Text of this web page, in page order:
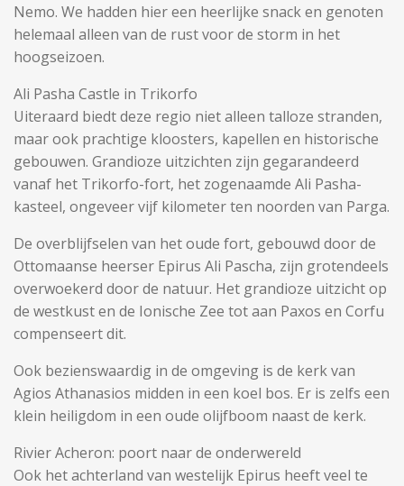
Nemo. We hadden hier een heerlijke snack en genoten
helemaal alleen van de rust voor de storm in het
hoogseizoen.
Ali Pasha Castle in Trikorfo
Uiteraard biedt deze regio niet alleen talloze stranden,
maar ook prachtige kloosters, kapellen en historische
gebouwen. Grandioze uitzichten zijn gegarandeerd
vanaf het Trikorfo-fort, het zogenaamde Ali Pasha-
kasteel, ongeveer vijf kilometer ten noorden van Parga.
De overblijfselen van het oude fort, gebouwd door de
Ottomaanse heerser Epirus Ali Pascha, zijn grotendeels
overwoekerd door de natuur. Het grandioze uitzicht op
de westkust en de Ionische Zee tot aan Paxos en Corfu
compenseert dit.
Ook bezienswaardig in de omgeving is de kerk van
Agios Athanasios midden in een koel bos. Er is zelfs een
klein heiligdom in een oude olijfboom naast de kerk.
Rivier Acheron: poort naar de onderwereld
Ook het achterland van westelijk Epirus heeft veel te